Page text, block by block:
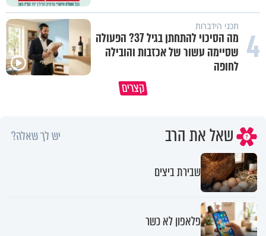
4 תכני הידברות
מה הסיכוי להתחתן בגיל 37? הפעולה
שסיימה עשור של אכזבות והובילה
לחופה
קצרים
משפחת מתן משתפת בהתמודדות עם
האמונה האמיתית בבורא עולם
שאל את הרב יש לך שאלה?
שבירת ביצים
פלאפון לא כשר